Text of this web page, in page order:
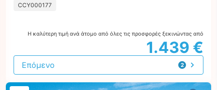
CCY000177
Η καλύτερη τιμή ανά άτομο από όλες τις προσφορές ξεκινώντας από
1.439 €
2
προτάσεις
Επόμενο